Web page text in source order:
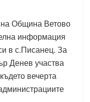
на Община Ветово
информация
в с.Писанец. За
Денев участва
вечерта